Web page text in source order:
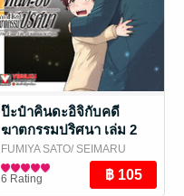
ป๊ะป๋าคินดะอิจิกับคดี
ฆาตกรรมปริศนา เล่ม 2
FUMIYA SATO/ SEIMARU
AMAGI/ Vibulkij Publishing
การ์ตูนทั่วไป
6 Rating